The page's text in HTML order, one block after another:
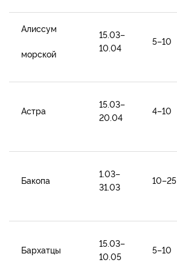
Алиссум
морской
15.03–
10.04
5–10
Астра
15.03–
20.04
4–10
Бакопа
1.03–
31.03
10–25
Бархатцы
15.03–
10.05
5–10